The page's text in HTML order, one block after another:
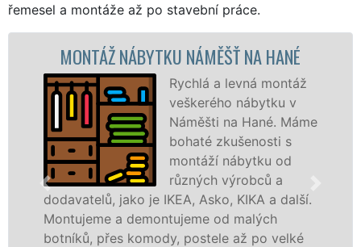
řemesel a montáže až po stavební práce.
NÁBYTKU NÁMĚŠŤ NA HANÉ
Rychlá a levná montáž
veškerého nábytku v
Náměšti na Hané. Máme
bohaté zkušenosti s
montáží nábytku od
různých výrobců a
jako je IKEA, Asko, KIKA a další.
a demontujeme od malých
komody, postele až po velké
MONTÁŽ
různých
Nobilie,